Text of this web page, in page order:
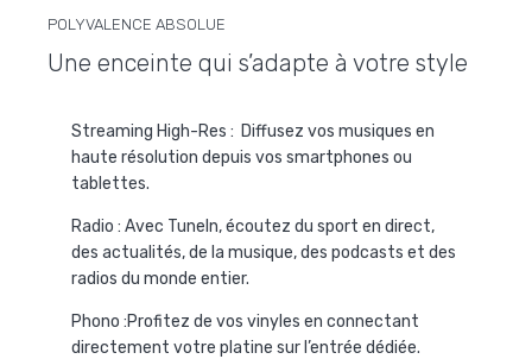
POLYVALENCE ABSOLUE
Une enceinte qui s’adapte à votre style
Streaming High-Res : Diffusez vos musiques en
haute résolution depuis vos smartphones ou
tablettes.
Radio : Avec TuneIn, écoutez du sport en direct,
des actualités, de la musique, des podcasts et des
radios du monde entier.
Phono :Profitez de vos vinyles en connectant
directement votre platine sur l’entrée dédiée.